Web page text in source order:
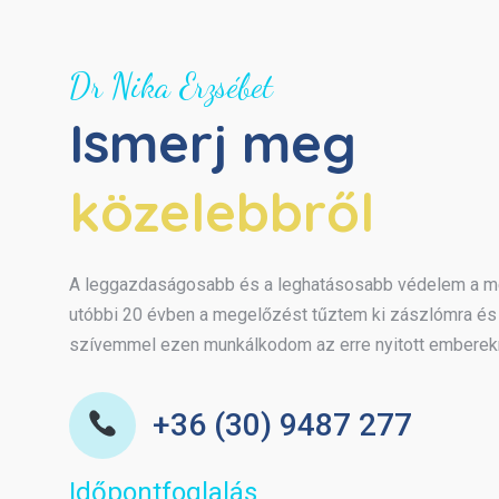
Dr Nika Erzsébet
Ismerj meg
közelebbről
A leggazdaságosabb és a leghatásosabb védelem a
utóbbi 20 évben a megelőzést tűztem ki zászlómra
szívemmel ezen munkálkodom az erre nyitott
Időpontfoglalás
+36 (30) 9487 277